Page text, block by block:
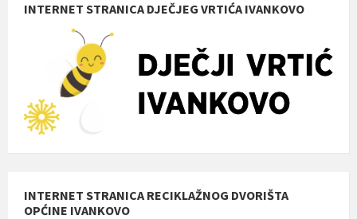
INTERNET STRANICA DJEČJEG VRTIĆA IVANKOVO
INTERNET STRANICA RECIKLAŽNOG DVORIŠTA
OPĆINE IVANKOVO